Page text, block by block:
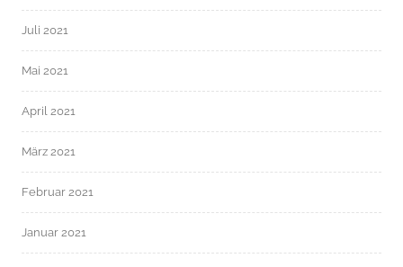
Juli 2021
Mai 2021
April 2021
März 2021
Februar 2021
Januar 2021